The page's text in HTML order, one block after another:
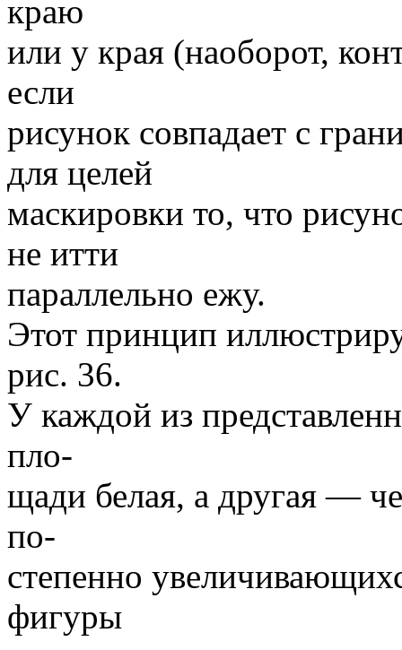
краю
или у края (наоборот,
если
рисунок совпадает с
для целей
маскировки то, что
не итти
параллельно ежу.
Этот принцип
рис. 36.
У каждой из
пло-
щади белая, а другая —
по-
степенно
фигуры